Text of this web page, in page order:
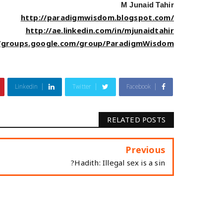
M Junaid Tahir
http://paradigmwisdom.blogspot.com/
http://ae.linkedin.com/in/mjunaidtahir
group/ParadigmWisdom
Facebook
Twitter
Linkedin
RELATED POSTS
Previous
Hadith: Illegal sex is a sin?